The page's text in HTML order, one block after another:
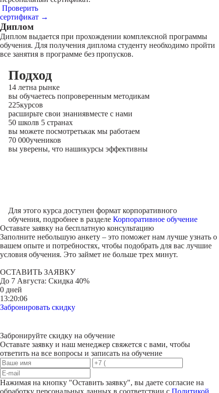
Проверить
сертификат →
Диплом
Диплом выдается при прохождении комплексной программы
обучения. Для получения диплома студенту необходимо пройти
все занятия в программе без пропусков.
Подход
14 летна рынке
вы обучаетесь попроверенным методикам
225курсов
расширьте свои знаниявместе с нами
50 школв 5 странах
вы можете посмотретькак мы работаем
70 000учеников
вы уверены, что нашикурсы эффективны
Для этого курса доступен формат корпоративного
обучения, подробнее в разделе Корпоративное обучение
Оставьте заявку на бесплатную консультацию
Заполните небольшую анкету – это поможет нам лучше узнать о
вашем опыте и потребностях, чтобы подобрать для вас лучшие
условия обучения. Это займет не больше трех минут.
ОСТАВИТЬ ЗАЯВКУ
До 7 Августа: Скидка 40%
0 дней
13:20:06
Забронировать скидку
Забронируйте скидку на обучение
Оставьте заявку и наш менеджер свяжется с вами, чтобы
ответить на все вопросы и записать на обучение
Нажимая на кнопку "Оставить заявку", вы даете согласие на
обработку персональных данных в соответствии с Политикой